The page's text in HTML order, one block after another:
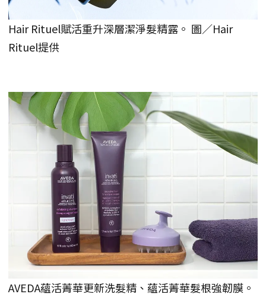
Hair Rituel賦活重升深層潔淨髮精露。 圖／Hair
Rituel提供
AVEDA蘊活菁華更新洗髮精、蘊活菁華髮根強韌膜。